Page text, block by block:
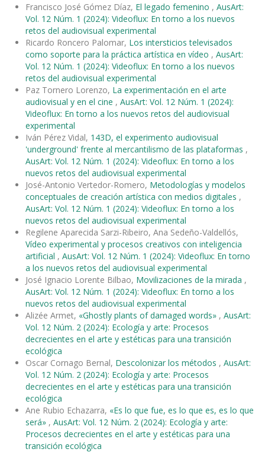
Francisco José Gómez Díaz, El legado femenino , AusArt:
Vol. 12 Núm. 1 (2024): Videoflux: En torno a los nuevos
retos del audiovisual experimental
Ricardo Roncero Palomar, Los intersticios televisados
como soporte para la práctica artística en vídeo , AusArt:
Vol. 12 Núm. 1 (2024): Videoflux: En torno a los nuevos
retos del audiovisual experimental
Paz Tornero Lorenzo, La experimentación en el arte
audiovisual y en el cine , AusArt: Vol. 12 Núm. 1 (2024):
Videoflux: En torno a los nuevos retos del audiovisual
experimental
Iván Pérez Vidal, 143D, el experimento audiovisual
'underground' frente al mercantilismo de las plataformas ,
AusArt: Vol. 12 Núm. 1 (2024): Videoflux: En torno a los
nuevos retos del audiovisual experimental
José-Antonio Vertedor-Romero, Metodologías y modelos
conceptuales de creación artística con medios digitales ,
AusArt: Vol. 12 Núm. 1 (2024): Videoflux: En torno a los
nuevos retos del audiovisual experimental
Regilene Aparecida Sarzi-Ribeiro, Ana Sedeño-Valdellós,
Vídeo experimental y procesos creativos con inteligencia
artificial , AusArt: Vol. 12 Núm. 1 (2024): Videoflux: En torno
a los nuevos retos del audiovisual experimental
José Ignacio Lorente Bilbao, Movilizaciones de la mirada ,
AusArt: Vol. 12 Núm. 1 (2024): Videoflux: En torno a los
nuevos retos del audiovisual experimental
Alizée Armet, «Ghostly plants of damaged words» , AusArt:
Vol. 12 Núm. 2 (2024): Ecología y arte: Procesos
decrecientes en el arte y estéticas para una transición
ecológica
Oscar Cornago Bernal, Descolonizar los métodos , AusArt:
Vol. 12 Núm. 2 (2024): Ecología y arte: Procesos
decrecientes en el arte y estéticas para una transición
ecológica
Ane Rubio Echazarra, «Es lo que fue, es lo que es, es lo que
será» , AusArt: Vol. 12 Núm. 2 (2024): Ecología y arte:
Procesos decrecientes en el arte y estéticas para una
transición ecológica